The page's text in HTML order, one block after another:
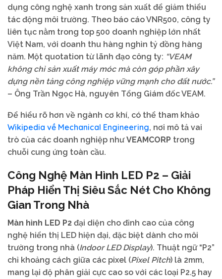
dụng công nghệ xanh trong sản xuất để giảm thiểu
tác động môi trường. Theo báo cáo VNR500, công ty
liên tục nằm trong top 500 doanh nghiệp lớn nhất
Việt Nam, với doanh thu hàng nghìn tỷ đồng hàng
năm. Một quotation từ lãnh đạo công ty: “VEAM
không chỉ sản xuất máy móc mà còn góp phần xây
dựng nền tảng công nghiệp vững mạnh cho đất nước.”
– Ông Trần Ngọc Hà, nguyên Tổng Giám đốc VEAM.
Để hiểu rõ hơn về ngành cơ khí, có thể tham khảo
Wikipedia về Mechanical Engineering, nơi mô tả vai
trò của các doanh nghiệp nhưVEAMCORP trong
chuỗi cung ứng toàn cầu.
Công Nghệ Màn Hình LED P2 – Giải
Pháp Hiển Thị Siêu Sắc Nét Cho Không
Gian Trong Nhà
Màn hình LED P2 đại diện cho đỉnh cao của công
nghệ hiển thị LED hiện đại, đặc biệt dành cho môi
trường trong nhà (Indoor LED Display). Thuật ngữ “P2”
chỉ khoảng cách giữa các pixel (Pixel Pitch) là 2mm,
mang lại độ phân giải cực cao so với các loại P2.5 hay